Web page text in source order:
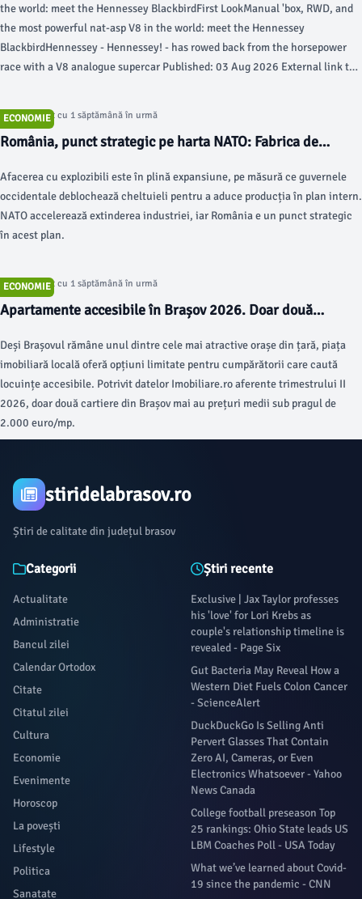
the world: meet the Hennessey BlackbirdFirst LookManual 'box, RWD, and
the most powerful nat-asp V8 in the world: meet the Hennessey
BlackbirdHennessey - Hennessey! - has rowed back from the horsepower
race with a V8 analogue supercar Published: 03 Aug 2026 External link to
available pictures.1 / 17If there was one company likely to relinquish its
deathgrip on horsepower, you wouldn’t have guessed it would be Texan
ECONOMIE
Articol postat cu 1 săptămână în urmă
România, punct strategic pe harta NATO: Fabrica de
Afacerea cu explozibili este în plină expansiune, pe măsură ce guvernele
occidentale deblochează cheltuieli pentru a aduce producția în plan intern.
NATO accelerează extinderea industriei, iar România e un punct strategic
în acest plan.
ECONOMIE
Articol postat cu 1 săptămână în urmă
Apartamente accesibile în Brașov 2026. Doar două
Deși Brașovul rămâne unul dintre cele mai atractive orașe din țară, piața
imobiliară locală oferă opțiuni limitate pentru cumpărătorii care caută
locuințe accesibile. Potrivit datelor Imobiliare.ro aferente trimestrului II
2026, doar două cartiere din Brașov mai au prețuri medii sub pragul de
2.000 euro/mp.
stiridelabrasov.ro
Știri de calitate din județul brasov
Categorii
Actualitate
Administratie
Bancul zilei
Calendar Ortodox
Citate
Citatul zilei
Cultura
Economie
Evenimente
Horoscop
La povești
Lifestyle
Politica
Sanatate
Știri recente
Exclusive | Jax Taylor professes
his 'love' for Lori Krebs as
couple's relationship timeline is
revealed - Page Six
Gut Bacteria May Reveal How a
Western Diet Fuels Colon Cancer
- ScienceAlert
DuckDuckGo Is Selling Anti
Pervert Glasses That Contain
Zero AI, Cameras, or Even
Electronics Whatsoever - Yahoo
News Canada
College football preseason Top
25 rankings: Ohio State leads US
LBM Coaches Poll - USA Today
What we’ve learned about Covid-
19 since the pandemic - CNN